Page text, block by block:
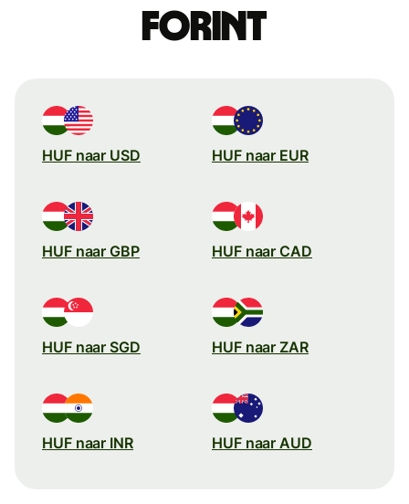
forint
HUF naar USD HUF naar EUR
HUF naar GBP HUF naar CAD
HUF naar SGD HUF naar ZAR
HUF naar INR HUF naar AUD